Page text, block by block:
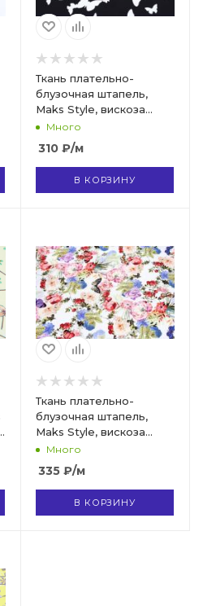
Ткань плательно-
блузочная штапель,
Maks Style, вискоза
100%, цвет ткани
черный, белые бабочки,
арт. MS- 1226 D-16 C-2
Много
310 ₽/м
В КОРЗИНУ
Ткань плательно-
блузочная штапель,
Maks Style, вискоза
100%, цветы, бабочки,
арт. MS- 1215 D- 6
Много
335 ₽/м
В КОРЗИНУ